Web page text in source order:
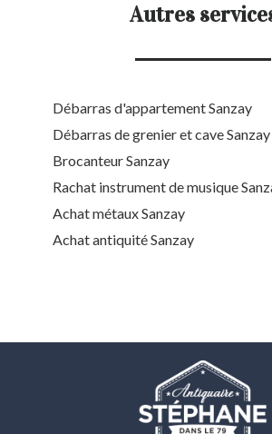
Autres
Débarras d'appartement Sanzay
Débarras de grenier et cave Sanzay
Brocanteur Sanzay
Rachat instrument de musique
Achat métaux Sanzay
Achat antiquité Sanzay